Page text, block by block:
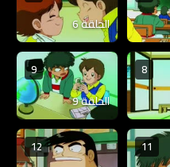
الحلقة 6
8
9
الحلقة 9
11
12